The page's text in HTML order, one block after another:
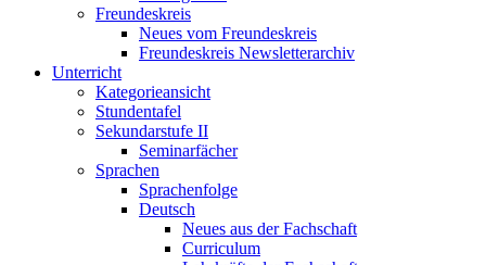
Freundeskreis
Neues vom Freundeskreis
Freundeskreis Newsletterarchiv
Unterricht
Kategorieansicht
Stundentafel
Sekundarstufe II
Seminarfächer
Sprachen
Sprachenfolge
Deutsch
Neues aus der Fachschaft
Curriculum